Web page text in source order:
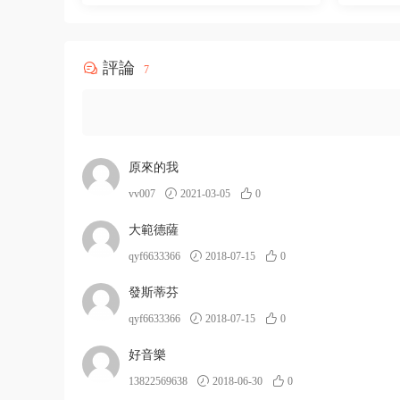
評論 7
原來的我
vv007 2021-03-05 0
大範德薩
qyf6633366 2018-07-15 0
發斯蒂芬
qyf6633366 2018-07-15 0
好音樂
13822569638 2018-06-30 0